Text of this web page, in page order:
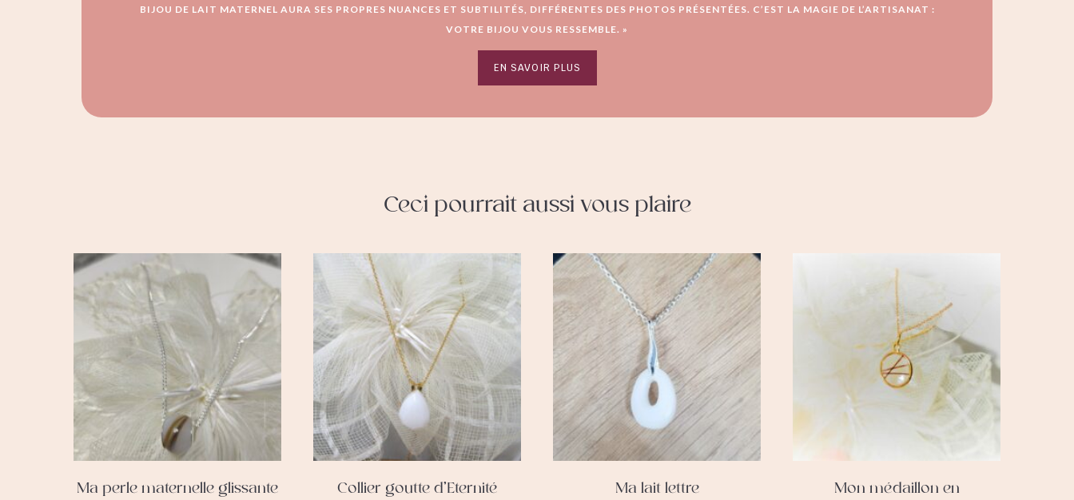
BIJOU DE LAIT MATERNEL AURA SES PROPRES NUANCES ET SUBTILITÉS, DIFFÉRENTES DES PHOTOS PRÉSENTÉES. C’EST LA MAGIE DE L’ARTISANAT :
VOTRE BIJOU VOUS RESSEMBLE. »
EN SAVOIR PLUS
Ceci pourrait aussi vous plaire
Ma perle maternelle glissante Collier goutte d’Eternité Ma lait lettre
Mon médaillon en